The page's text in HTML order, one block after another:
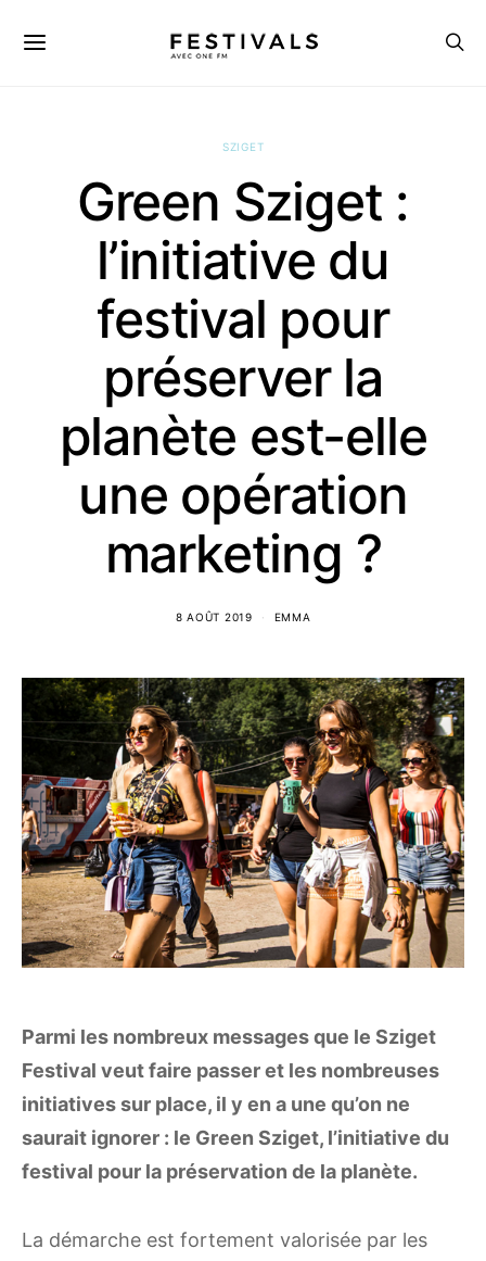
SZIGET
Green Sziget :
l’initiative du
festival pour
préserver la
planète est-elle
une opération
marketing ?
8 AOÛT 2019 EMMA
Parmi les nombreux messages que le Sziget
Festival veut faire passer et les nombreuses
initiatives sur place, il y en a une qu’on ne
saurait ignorer : le Green Sziget, l’initiative du
festival pour la préservation de la planète.
La démarche est fortement valorisée par les